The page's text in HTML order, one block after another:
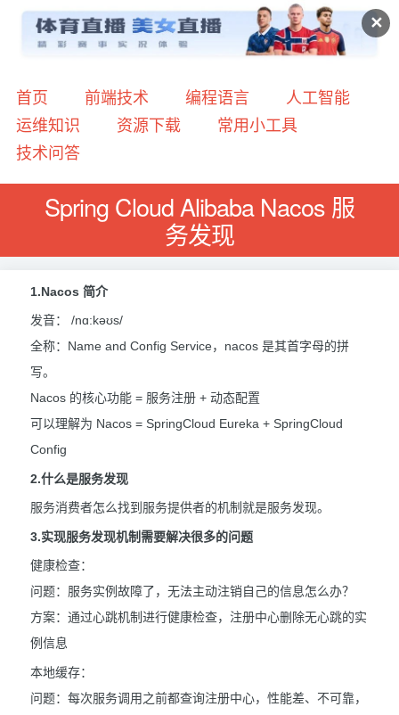
✕
首页 前端技术 编程语言
人工智能
运维知识
资源下载
常用小工具
技术问答
Spring Cloud Alibaba Nacos 服
务发现
1.Nacos 简介
发音： /nɑ:kəʊs/
全称：Name and Config Service，nacos 是其首字母的拼
写。
Nacos 的核心功能 = 服务注册 + 动态配置
可以理解为 Nacos = SpringCloud Eureka + SpringCloud
Config
2.什么是服务发现
服务消费者怎么找到服务提供者的机制就是服务发现。
3.实现服务发现机制需要解决很多的问题
健康检查：
问题：服务实例故障了，无法主动注销自己的信息怎么办？
方案：通过心跳机制进行健康检查，注册中心删除无心跳的实
例信息
本地缓存：
问题：每次服务调用之前都查询注册中心，性能差、不可靠，